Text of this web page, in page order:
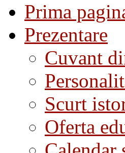
Prima
Prezentare
Cuvant
Scurt
Oferta